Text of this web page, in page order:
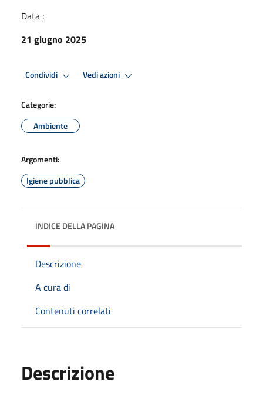
Data :
21 giugno 2025
Condividi Vedi azioni
Categorie:
Ambiente
Argomenti:
Igiene pubblica
INDICE DELLA PAGINA
Descrizione
A cura di
Contenuti correlati
Descrizione